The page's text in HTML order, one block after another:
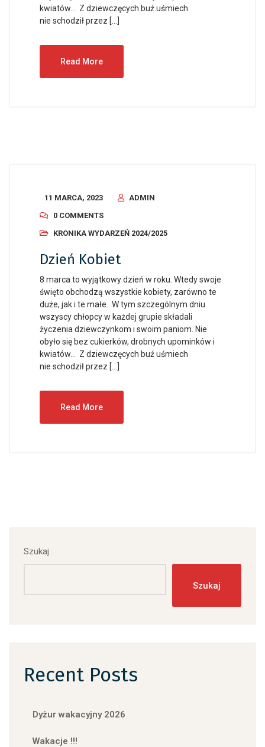
kwiatów… Z dziewczęcych buź uśmiech
nie schodził przez […]
Read More
11 MARCA, 2023
ADMIN
0 COMMENTS
KRONIKA WYDARZEŃ 2024/2025
Dzień Kobiet
8 marca to wyjątkowy dzień w roku. Wtedy swoje
święto obchodzą wszystkie kobiety, zarówno te
duże, jak i te małe. W tym szczególnym dniu
wszyscy chłopcy w każdej grupie składali
życzenia dziewczynkom i swoim paniom. Nie
obyło się bez cukierków, drobnych upominków i
kwiatów… Z dziewczęcych buź uśmiech
nie schodził przez […]
Read More
Szukaj
Szukaj
Recent Posts
Dyżur wakacyjny 2026
Wakacje !!!